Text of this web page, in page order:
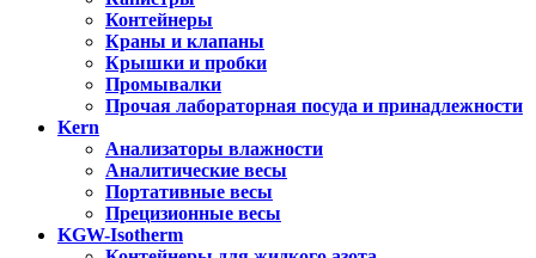
Контейнеры
Краны и клапаны
Крышки и пробки
Промывалки
Прочая лабораторная посуда и принадлежности
Kern
Анализаторы влажности
Аналитические весы
Портативные весы
Прецизионные весы
KGW-Isotherm